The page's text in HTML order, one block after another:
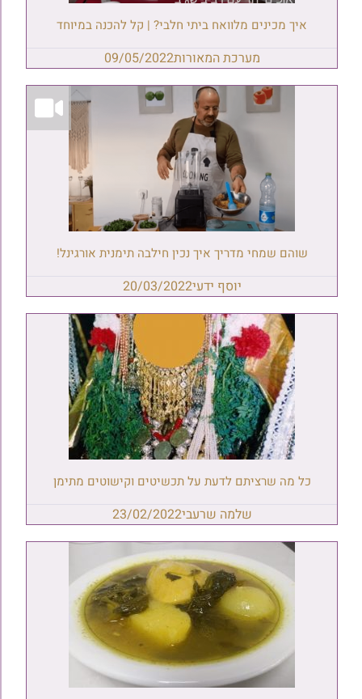
איך מכינים מלוואח ביתי חלבי? | קל להכנה במיוחד
מערכת המאורות09/05/2022
שוהם שמחי מדריך איך נכין חילבה תימנית אורגינל!
יוסף ידעי20/03/2022
כל מה שרציתם לדעת על תכשיטים וקישוטים מתימן
שלמה שרעבי23/02/2022